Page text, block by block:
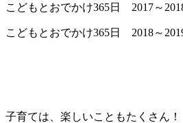
こどもとおでかけ365日 2017～
こどもとおでかけ365日 2018～
子育ては、楽しいこともたくさん！